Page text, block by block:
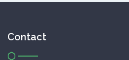
Contact